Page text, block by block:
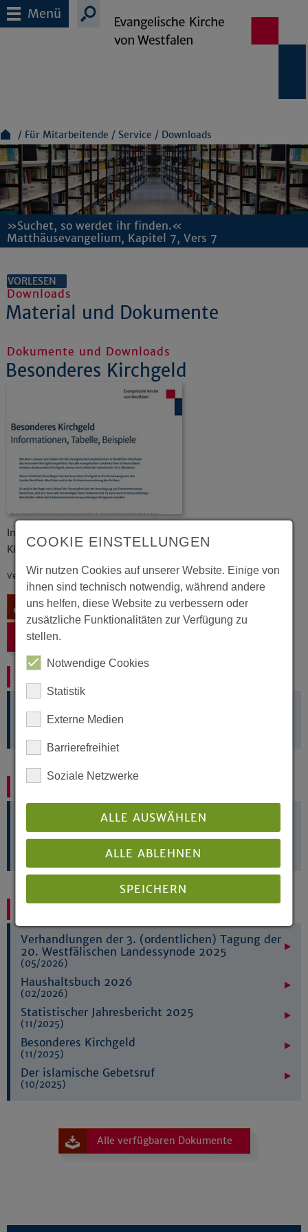
Menü
Für Mitarbeitende Service Downloads
»Suchet, so werdet ihr finden.«
Matthäusevangelium, Kapitel 7, Vers 7
VORLESEN
Downloads
Material und Dokumente
Dokumente und Downloads
Besonderes Kirchgeld
Informationen und Beispiele zum Besonderen
Kirchgeld in Westfalen
Veröffentlicht: 11/2025
Download
Zurück
Digitale Materialien für den Gemeindealltag
Gemeindebriefvorlagen und mehr
Für Gemeindebriefe, Internetseiten und mehr: Hier
finden Sie Material für Ihre Öffentlichkeitsarbeit
Verhandlungen der 3. (ordentlichen) Tagung der
20. Westfälischen Landessynode 2025
(05/2026)
Haushaltsbuch 2026
(02/2026)
Statistischer Jahresbericht 2025
(11/2025)
Besonderes Kirchgeld
(11/2025)
Der islamische Gebetsruf
(10/2025)
Alle verfügbaren Dokumente
COOKIE EINSTELLUNGEN
Wir nutzen Cookies auf unserer Website. Einige von
ihnen sind technisch notwendig, während andere
uns helfen, diese Website zu verbessern oder
zusätzliche Funktionalitäten zur Verfügung zu
stellen.
Notwendige Cookies
Statistik
Externe Medien
Barrierefreihiet
Soziale Netzwerke
ALLE AUSWÄHLEN
ALLE ABLEHNEN
SPEICHERN
Details anzeigen
Datenschutz